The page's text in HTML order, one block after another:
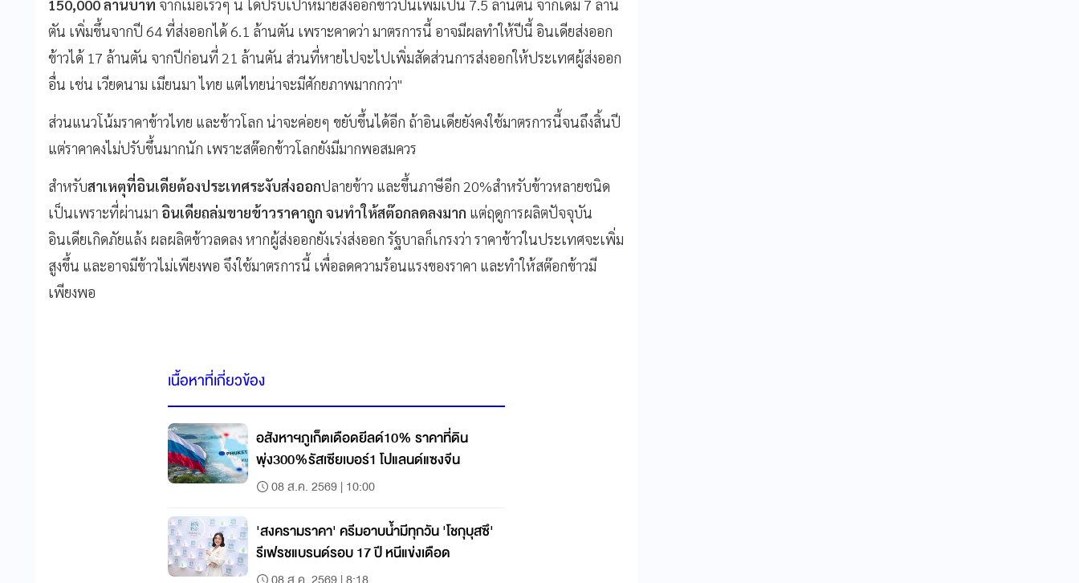
150,000 ล้านบาท จากเมื่อเร็วๆ นี้ ได้ปรับเป้าหมายส่งออกข้าวปีนี้เพิ่มเป็น 7.5 ล้านตัน จากเดิม 7 ล้าน
ตัน เพิ่มขึ้นจากปี 64 ที่ส่งออกได้ 6.1 ล้านตัน เพราะคาดว่า มาตรการนี้ อาจมีผลทำให้ปีนี้ อินเดียส่งออก
ข้าวได้ 17 ล้านตัน จากปีก่อนที่ 21 ล้านตัน ส่วนที่หายไปจะไปเพิ่มสัดส่วนการส่งออกให้ประเทศผู้ส่งออก
อื่น เช่น เวียดนาม เมียนมา ไทย แต่ไทยน่าจะมีศักยภาพมากกว่า"
ส่วนแนวโน้มราคาข้าวไทย และข้าวโลก น่าจะค่อยๆ ขยับขึ้นได้อีก ถ้าอินเดียยังคงใช้มาตรการนี้จนถึงสิ้นปี
แต่ราคาคงไม่ปรับขึ้นมากนัก เพราะสต๊อกข้าวโลกยังมีมากพอสมควร
สำหรับสาเหตุที่อินเดียต้องประเทศระงับส่งออกปลายข้าว และขึ้นภาษีอีก 20%สำหรับข้าวหลายชนิด
เป็นเพราะที่ผ่านมา อินเดียถล่มขายข้าวราคาถูก จนทำให้สต๊อกลดลงมาก แต่ฤดูการผลิตปัจจุบัน
อินเดียเกิดภัยแล้ง ผลผลิตข้าวลดลง หากผู้ส่งออกยังเร่งส่งออก รัฐบาลก็เกรงว่า ราคาข้าวในประเทศจะเพิ่ม
สูงขึ้น และอาจมีข้าวไม่เพียงพอ จึงใช้มาตรการนี้ เพื่อลดความร้อนแรงของราคา และทำให้สต๊อกข้าวมี
เพียงพอ
เนื้อหาที่เกี่ยวข้อง
อสังหาฯภูเก็ตเดือดยีลด์10% ราคาที่ดิน
พุ่ง300%รัสเซียเบอร์1 โปแลนด์แซงจีน
08 ส.ค. 2569 | 10:00
'สงครามราคา' ครีมอาบน้ำมีทุกวัน 'โชกุบุสซึ'
รีเฟรชแบรนด์รอบ 17 ปี หนีแข่งเดือด